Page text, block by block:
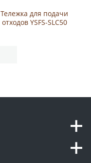
Тележка для подачи
отходов YSFS-SLC50